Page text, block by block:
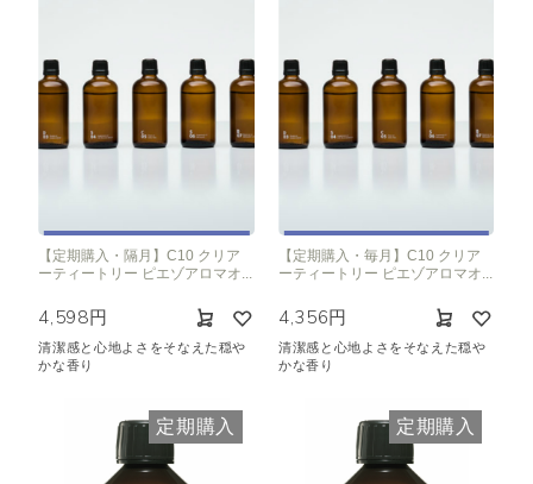
【定期購入・隔月】C10 クリア
ーティートリー ピエゾアロマオ...
4,598円
清潔感と心地よさをそなえた穏や
かな香り
【定期購入・毎月】C10 クリア
ーティートリー ピエゾアロマオ...
4,356円
清潔感と心地よさをそなえた穏や
かな香り
定期購入 定期購入